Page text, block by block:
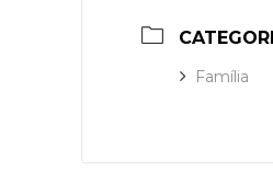
Família